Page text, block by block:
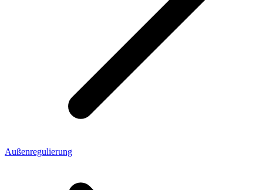
Außenregulierung